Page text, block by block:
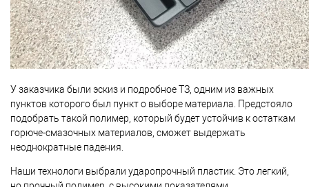
У заказчика были эскиз и подробное ТЗ, одним из важных
пунктов которого был пункт о выборе материала. Предстояло
подобрать такой полимер, который будет устойчив к остаткам
горюче-смазочных материалов, сможет выдержать
неоднократные падения.
Наши технологи выбрали ударопрочный пластик. Это легкий,